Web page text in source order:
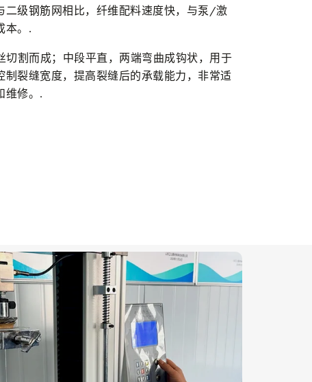
二级钢筋网相比，纤维配料速度快，与泵/激
本。.
切割而成；中段平直，两端弯曲成钩状，用于
裂缝宽度，提高裂缝后的承载能力，非常适
维修。.